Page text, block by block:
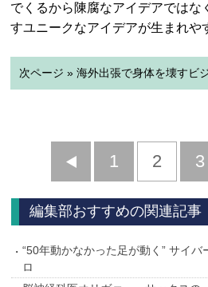
でくるから陳腐なアイデアではな
すユニークなアイデアが生まれや
次ページ » 海外出張で身体を壊すビ
前
へ
1 2 3
編集部おすすめの関連記事
“50年動かなかった足が動く” サイ
ロ